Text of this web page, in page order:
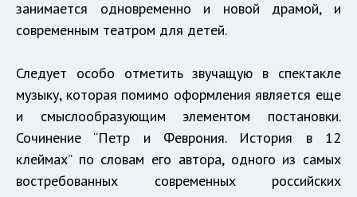
занимается одновременно и новой драмой, и
современным театром для детей.
Следует особо отметить звучащую в спектакле
музыку, которая помимо оформления является еще
и смыслообразующим элементом постановки.
Сочинение “Петр и Феврония. История в 12
клеймах” по словам его автора, одного из самых
востребованных современных российских